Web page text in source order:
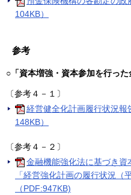
104KB）
参考
○「資本増強・資本参加を行っ
〔参考４－１〕
経営健全化計画履行状況
148KB）
〔参考４－２〕
金融機能強化法に基づき資
「経営強化計画の履行状況（
（PDF:947KB)